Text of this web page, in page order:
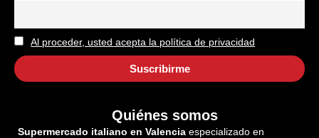
Al proceder, usted acepta la política de privacidad
Quiénes somos
Supermercado italiano en Valencia especializado en